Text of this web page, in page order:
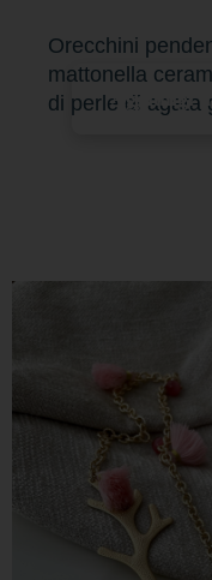
Orecchini
mattonella
di perle di agata
Aggiungi